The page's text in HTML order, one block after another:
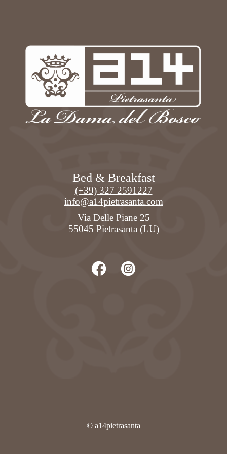
Bed & Breakfast
(+39) 327 2591227
info@a14pietrasanta.com
Via Delle Piane 25
55045 Pietrasanta (LU)
© a14pietrasanta